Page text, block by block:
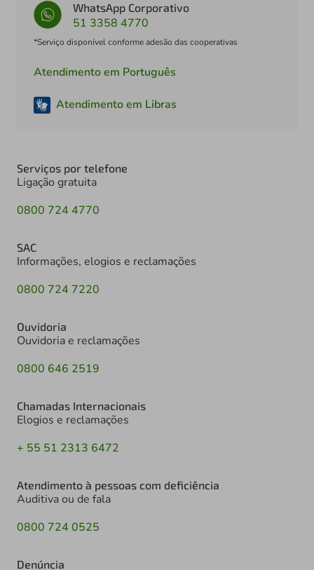
WhatsApp Corporativo
51 3358 4770
*Serviço disponível conforme adesão das cooperativas
Atendimento em Português
Atendimento em Libras
Serviços por telefone
Ligação gratuita
0800 724 4770
SAC
Informações, elogios e reclamações
0800 724 7220
Ouvidoria
Ouvidoria e reclamações
0800 646 2519
Chamadas Internacionais
Elogios e reclamações
+ 55 51 2313 6472
Atendimento à pessoas com deficiência
Auditiva ou de fala
0800 724 0525
Denúncia